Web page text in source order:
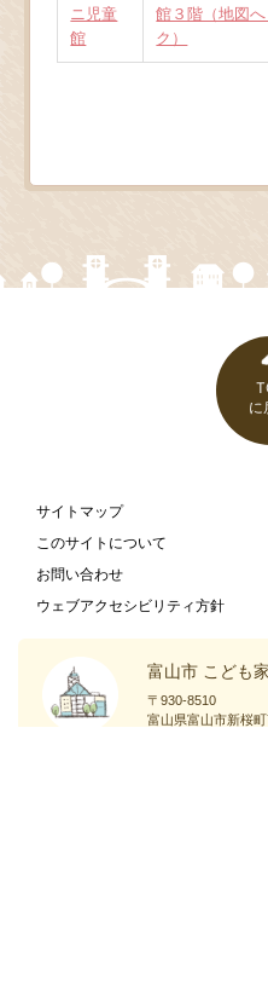
ニ児童
館
館３階（地図
ク）
に
サイトマップ
このサイトについて
お問い合わせ
ウェブアクセシビリティ方針
富山市 こども
〒930-8510
富山県富山市新桜